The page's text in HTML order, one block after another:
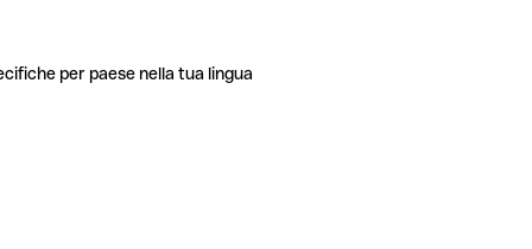
per paese nella tua lingua